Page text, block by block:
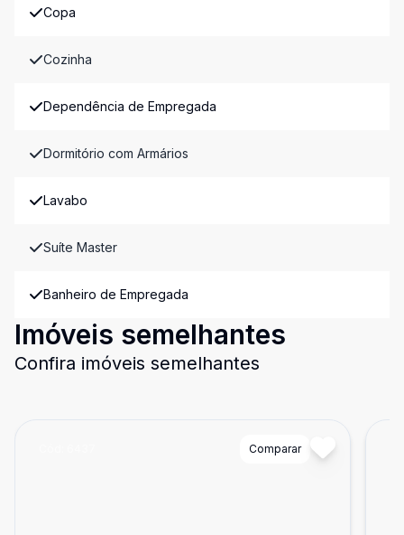
Copa
Cozinha
Dependência de Empregada
Dormitório com Armários
Lavabo
Suíte Master
Banheiro de Empregada
Imóveis semelhantes
Confira imóveis semelhantes
Comparar